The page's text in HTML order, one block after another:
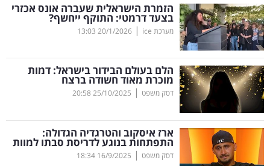
קריירה
ולימודים
מינויים
רייטינג
רכב
בריאות
הזמרת הישראלית שעברה אונס אכזרי
בצעד דרמטי: התוקף ייחשף?
מערכת ice |
20/1/2026
13:03
הלם בעולם הבידור בישראל: דמות
מוכרת מאוד חשודה ברצח
דסק משפט |
25/10/2025
20:58
ארז איסקוב והטרגדיה הגדולה:
התפתחות בנוגע לדריסת סבתו למוות
דסק משפט |
16/9/2025
18:34